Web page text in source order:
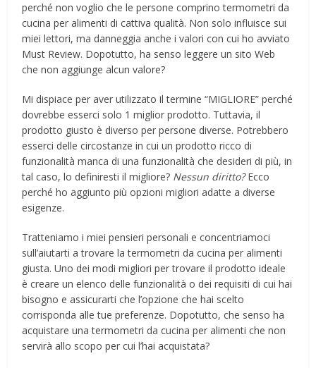
perché non voglio che le persone comprino termometri da
cucina per alimenti di cattiva qualità. Non solo influisce sui
miei lettori, ma danneggia anche i valori con cui ho avviato
Must Review. Dopotutto, ha senso leggere un sito Web
che non aggiunge alcun valore?
Mi dispiace per aver utilizzato il termine “MIGLIORE” perché
dovrebbe esserci solo 1 miglior prodotto. Tuttavia, il
prodotto giusto è diverso per persone diverse. Potrebbero
esserci delle circostanze in cui un prodotto ricco di
funzionalità manca di una funzionalità che desideri di più, in
tal caso, lo definiresti il ​​migliore? Nessun diritto?Ecco
perché ho aggiunto più opzioni migliori adatte a diverse
esigenze.
Tratteniamo i miei pensieri personali e concentriamoci
sull’aiutarti a trovare la termometri da cucina per alimenti
giusta. Uno dei modi migliori per trovare il prodotto ideale
è creare un elenco delle funzionalità o dei requisiti di cui hai
bisogno e assicurarti che l’opzione che hai scelto
corrisponda alle tue preferenze. Dopotutto, che senso ha
acquistare una termometri da cucina per alimenti che non
servirà allo scopo per cui l’hai acquistata?